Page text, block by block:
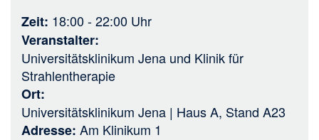
Zeit 18:00 - 22:00 Uhr
Veranstalter
Universitätsklinikum Jena und Klinik für
Strahlentherapie
Ort
Universitätsklinikum Jena | Haus A, Stand A23
Adresse Am Klinikum 1